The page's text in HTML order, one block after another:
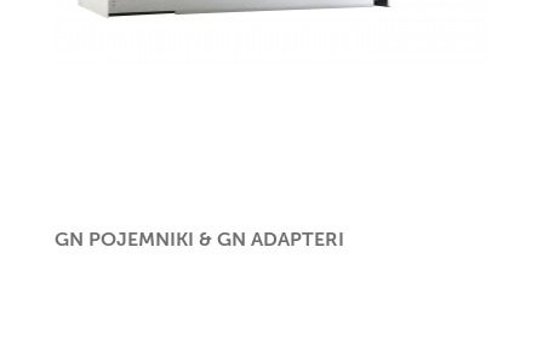
GN POJEMNIKI & GN ADAPTERI